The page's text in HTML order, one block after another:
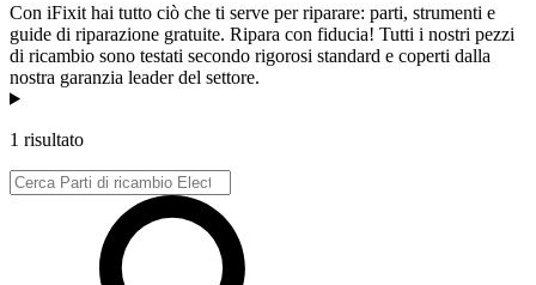
Con iFixit hai tutto ciò che ti serve per riparare: parti, strumenti e
guide di riparazione gratuite. Ripara con fiducia! Tutti i nostri pezzi
di ricambio sono testati secondo rigorosi standard e coperti dalla
nostra garanzia leader del settore.
Prodotti
1 risultato